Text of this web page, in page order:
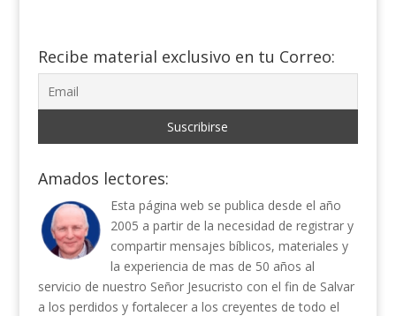
Recibe material exclusivo en tu Correo:
Amados lectores:
Esta página web se publica desde el año
2005 a partir de la necesidad de registrar y
compartir mensajes bíblicos, materiales y
la experiencia de mas de 50 años al
servicio de nuestro Señor Jesucristo con el fin de Salvar
a los perdidos y fortalecer a los creyentes de todo el